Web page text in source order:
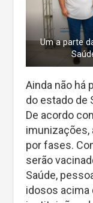
Um a parte
Ainda não há
do estado de
De acordo
imunizações,
por fases.
serão
Saúde,
idosos acima